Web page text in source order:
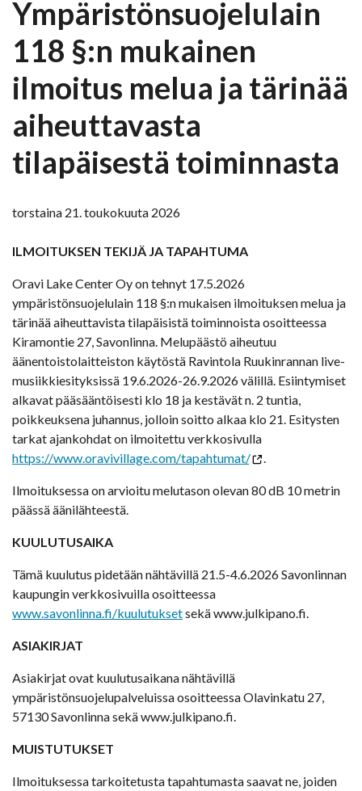
Ympäristönsuojelulain
118 §:n mukainen
ilmoitus melua ja tärinää
aiheuttavasta
tilapäisestä toiminnasta
torstaina 21. toukokuuta 2026
ILMOITUKSEN TEKIJÄ JA TAPAHTUMA
Oravi Lake Center Oy on tehnyt 17.5.2026
ympäristönsuojelulain 118 §:n mukaisen ilmoituksen melua ja
tärinää aiheuttavista tilapäisistä toiminnoista osoitteessa
Kiramontie 27, Savonlinna. Melupäästö aiheutuu
äänentoistolaitteiston käytöstä Ravintola Ruukinrannan live-
musiikkiesityksissä 19.6.2026-26.9.2026 välillä. Esiintymiset
alkavat pääsääntöisesti klo 18 ja kestävät n. 2 tuntia,
poikkeuksena juhannus, jolloin soitto alkaa klo 21. Esitysten
tarkat ajankohdat on ilmoitettu verkkosivulla
https://www.oravivillage.com/tapahtumat/
.
Ilmoituksessa on arvioitu melutason olevan 80 dB 10 metrin
päässä äänilähteestä.
KUULUTUSAIKA
Tämä kuulutus pidetään nähtävillä 21.5-4.6.2026 Savonlinnan
kaupungin verkkosivuilla osoitteessa
www.savonlinna.fi/kuulutuksetsekä www.julkipano.fi.
ASIAKIRJAT
Asiakirjat ovat kuulutusaikana nähtävillä
ympäristönsuojelupalveluissa osoitteessa Olavinkatu 27,
57130 Savonlinna sekä www.julkipano.fi.
MUISTUTUKSET
Ilmoituksessa tarkoitetusta tapahtumasta saavat ne, joiden